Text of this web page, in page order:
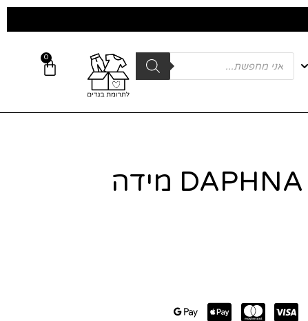
0
DAPHNA LEVINSON מידה